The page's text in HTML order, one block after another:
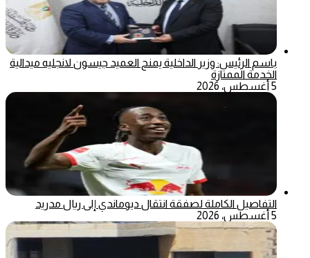
باسم الرئيس: وزير الداخلية يمنح العميد جيسون لانجليه ميدالية
الخدمة الممتازة
5 أغسطس، 2026
التفاصيل الكاملة لصفقة انتقال ديوماندي إلى ريال مدريد
5 أغسطس، 2026